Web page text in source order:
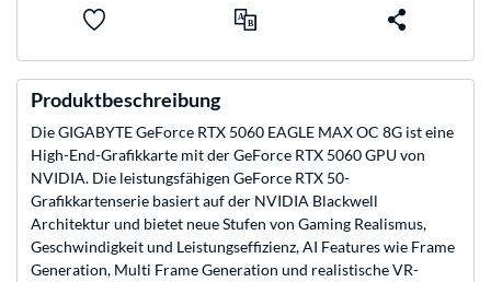
Produktbeschreibung
Die GIGABYTE GeForce RTX 5060 EAGLE MAX OC 8G ist eine
High-End-Grafikkarte mit der GeForce RTX 5060 GPU von
NVIDIA. Die leistungsfähigen GeForce RTX 50-
Grafikkartenserie basiert auf der NVIDIA Blackwell
Architektur und bietet neue Stufen von Gaming Realismus,
Geschwindigkeit und Leistungseffizienz, AI Features wie Frame
Generation, Multi Frame Generation und realistische VR-